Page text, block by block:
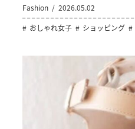
Fashion
2026.05.02
おしゃれ女子
ショッピング